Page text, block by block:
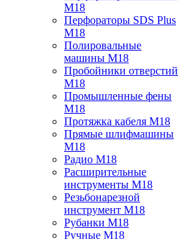
M18
Перфораторы SDS Plus
M18
Полировальные
машины M18
Пробойники отверстий
M18
Промышленные фены
M18
Протяжка кабеля M18
Прямые шлифмашины
M18
Радио M18
Расширительные
инструменты M18
Резьбонарезной
инструмент M18
Рубанки M18
Ручные M18